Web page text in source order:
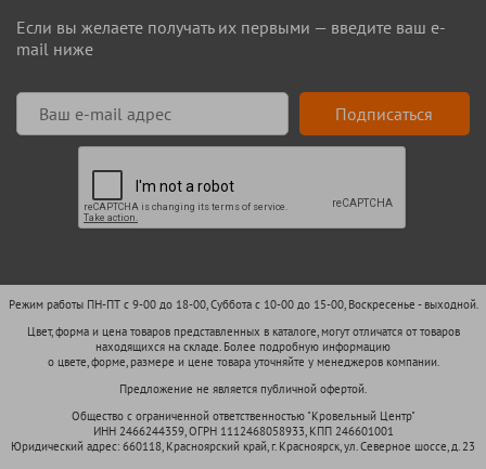
Если вы желаете получать их первыми — введите ваш e-
mail ниже
Подписаться
Режим работы ПН-ПТ с 9-00 до 18-00, Суббота с 10-00 до 15-00, Воскресенье - выходной.
Цвет, форма и цена товаров представленных в каталоге, могут отличатся от товаров
находящихся на складе. Более подробную информацию
о цвете, форме, размере и цене товара уточняйте у менеджеров компании.
Предложение не является публичной офертой.
Общество с ограниченной ответственностью "Кровельный Центр"
ИНН 2466244359, ОГРН 1112468058933, КПП 246601001
Юридический адрес: 660118, Красноярский край, г. Красноярск, ул. Северное шоссе, д. 23